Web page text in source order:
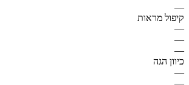
—
קיפול מראות
—
—
—
כיוון הגה
—
—